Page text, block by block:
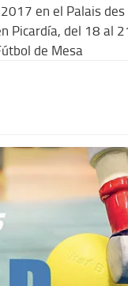
en el Palais des
Picardía, del 18 al
de Mesa